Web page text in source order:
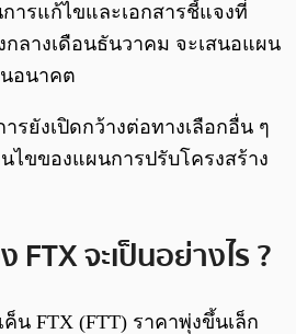
ารแก้ไขและเอกสารชี้แจงที่
กลางเดือนธันวาคม จะเสนอแผน
อนาคต
ยังเปิดกว้างต่อทางเลือกอื่น ๆ
ไขของแผนการปรับโครงสร้าง
FTX จะเป็นอย่างไร ?
น FTX (FTT) ราคาพุ่งขึ้นเล็ก